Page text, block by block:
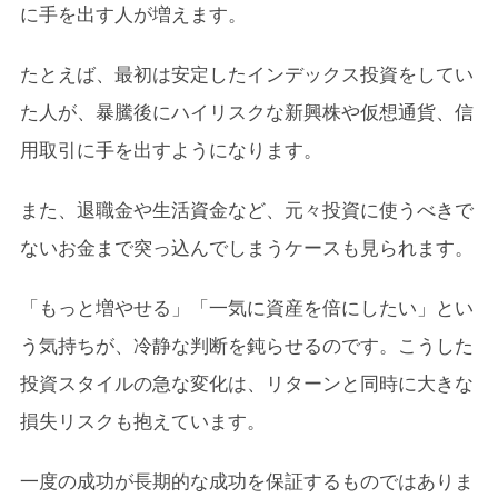
に手を出す人が増えます。
たとえば、最初は安定したインデックス投資をしてい
た人が、暴騰後にハイリスクな新興株や仮想通貨、信
用取引に手を出すようになります。
また、退職金や生活資金など、元々投資に使うべきで
ないお金まで突っ込んでしまうケースも見られます。
「もっと増やせる」「一気に資産を倍にしたい」とい
う気持ちが、冷静な判断を鈍らせるのです。こうした
投資スタイルの急な変化は、リターンと同時に大きな
損失リスクも抱えています。
一度の成功が長期的な成功を保証するものではありま